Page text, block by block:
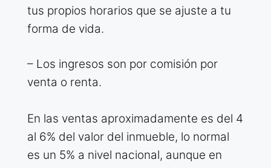
tus propios horarios que se ajuste a tu
forma de vida.
– Los ingresos son por comisión por
venta o renta.
En las ventas aproximadamente es del 4
al 6% del valor del inmueble, lo normal
es un 5% a nivel nacional, aunque en